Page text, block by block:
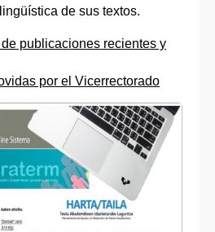
de sus textos.
publicaciones recientes y
por el Vicerrectorado